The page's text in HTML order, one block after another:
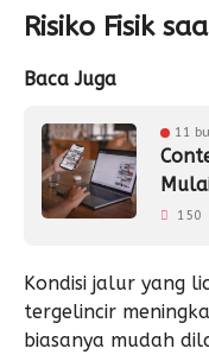
Risiko Fisik
Baca Juga
11
150
Kondisi jalur yang
tergelincir
biasanya mudah